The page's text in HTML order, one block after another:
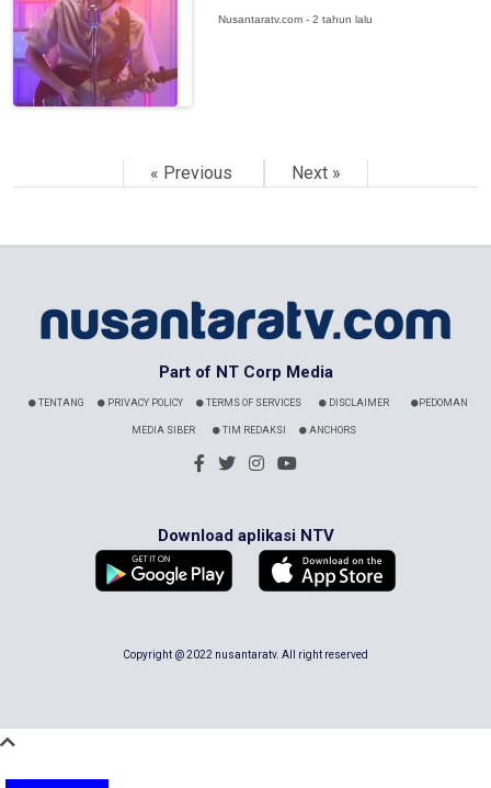
Nusantaratv.com - 2 tahun lalu
« Previous Next »
Part of NT Corp Media
TENTANG PRIVACY POLICY TERMS OF SERVICES DISCLAIMER PEDOMAN
MEDIA SIBER TIM REDAKSI ANCHORS
Download aplikasi NTV
Copyright @ 2022 nusantaratv. All right reserved